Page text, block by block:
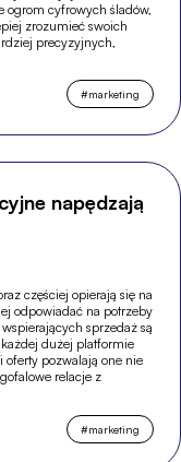
ogrom cyfrowych śladów,
zrozumieć swoich
precyzyjnych,
#marketing
napędzają
częściej opierają się na
odpowiadać na potrzeby
sprzedaż są
dużej platformie
pozwalają one nie
relacje z
#marketing